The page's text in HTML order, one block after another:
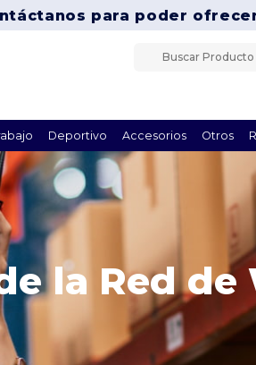
para poder
Deportivo Accesorios Otros
la Red de